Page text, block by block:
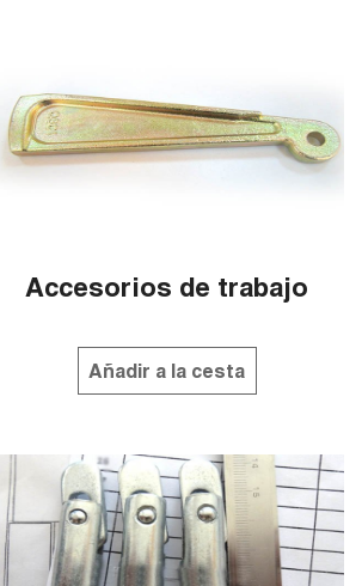
Accesorios de trabajo
Añadir a la cesta